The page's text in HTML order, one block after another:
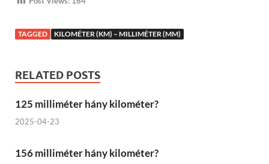
TAGGED KILOMÉTER (KM) – MILLIMÉTER (MM)
RELATED POSTS
125 milliméter hány kilométer?
2025-04-23
156 milliméter hány kilométer?